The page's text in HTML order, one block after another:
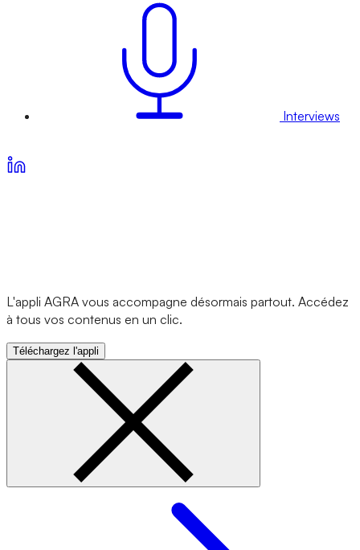
Interviews
L'appli AGRA vous accompagne désormais partout. Accédez
à tous vos contenus en un clic.
Téléchargez l'appli